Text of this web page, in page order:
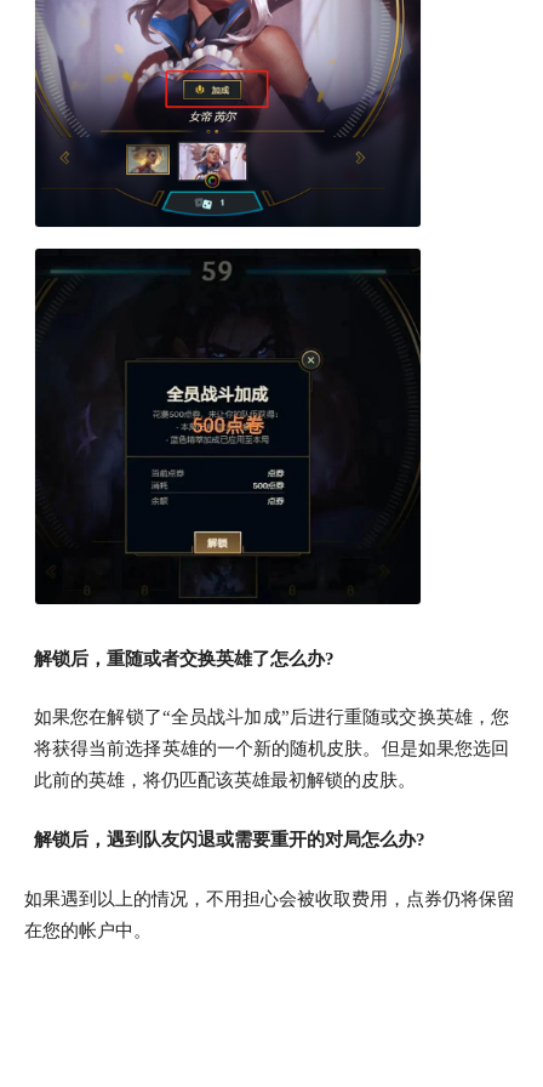
解锁后，重随或者交换英雄了怎么办?
如果您在解锁了“全员战斗加成”后进行重随或交换英雄，您
将获得当前选择英雄的一个新的随机皮肤。但是如果您选回
此前的英雄，将仍匹配该英雄最初解锁的皮肤。
解锁后，遇到队友闪退或需要重开的对局怎么办?
如果遇到以上的情况，不用担心会被收取费用，点券仍将保留
在您的帐户中。